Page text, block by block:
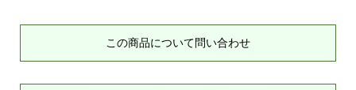
この商品について問い合わせ